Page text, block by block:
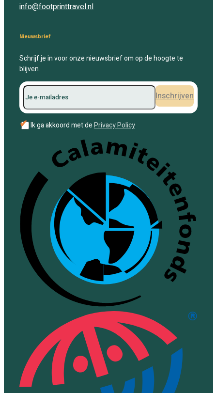
info@footprinttravel.nl
Nieuwsbrief
Schrijf je in voor onze nieuwsbrief om op de hoogte te
blijven.
Inschrijven
✔ Ik ga akkoord met dePrivacy Policy